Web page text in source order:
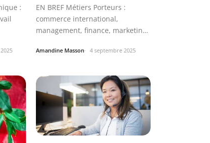
:
EN BREF Métiers Porteurs :
commerce international,
management, finance, marketing,
Amandine Masson 4 septembre 2025